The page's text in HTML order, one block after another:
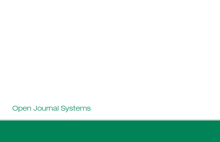
Open Journal Systems